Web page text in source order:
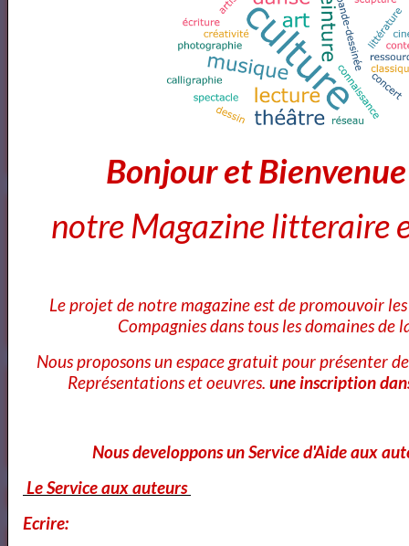
Dom Juan de Molière
les video du jour 3
Bibliothéque audio Poésie 4
Notre Bibliothéque Théâtrale
Bonjour et
notre Magazine litteraire
Le projet de notre magazine est de promouvoir
Compagnies dans tous les domaines de
Nous proposons un espace gratuit pour présenter
Représentations et oeuvres. une inscription
Nous developpons un Service d'Aide aux
Le Service aux auteurs
Ecrire: